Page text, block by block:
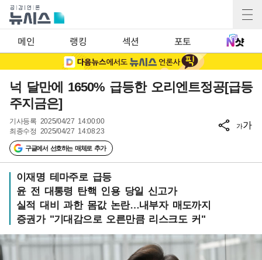
메인 랭킹 섹션 포토
넉 달만에 1650% 급등한 오리엔트정공[급등
주지금은]
기사등록 2025/04/27 14:00:00
최종수정 2025/04/27 14:08:23
구글에서 선호하는 매체로 추가
가가
이재명 테마주로 급등
윤 전 대통령 탄핵 인용 당일 신고가
실적 대비 과한 몸값 논란…내부자 매도까지
증권가 "기대감으로 오른만큼 리스크도 커"